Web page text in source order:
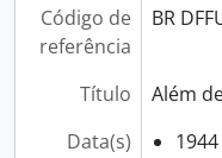
Código de
referência
BR
Título
Além
Data(s)